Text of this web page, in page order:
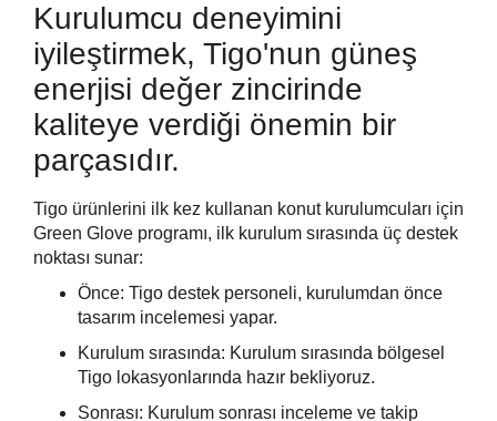
Kurulumcu deneyimini
iyileştirmek, Tigo'nun güneş
enerjisi değer zincirinde
kaliteye verdiği önemin bir
parçasıdır.
Tigo ürünlerini ilk kez kullanan konut kurulumcuları için
Green Glove programı, ilk kurulum sırasında üç destek
noktası sunar:
Önce: Tigo destek personeli, kurulumdan önce
tasarım incelemesi yapar.
Kurulum sırasında: Kurulum sırasında bölgesel
Tigo lokasyonlarında hazır bekliyoruz.
Sonrası: Kurulum sonrası inceleme ve takip